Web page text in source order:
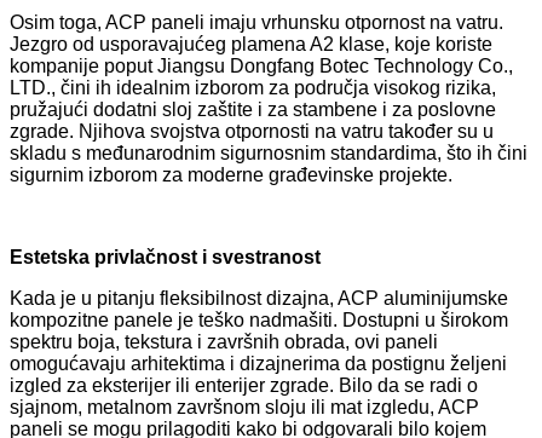
Osim toga, ACP paneli imaju vrhunsku otpornost na vatru.
Jezgro od usporavajućeg plamena A2 klase, koje koriste
kompanije poput Jiangsu Dongfang Botec Technology Co.,
LTD., čini ih idealnim izborom za područja visokog rizika,
pružajući dodatni sloj zaštite i za stambene i za poslovne
zgrade. Njihova svojstva otpornosti na vatru također su u
skladu s međunarodnim sigurnosnim standardima, što ih čini
sigurnim izborom za moderne građevinske projekte.
Estetska privlačnost i svestranost
Kada je u pitanju fleksibilnost dizajna, ACP aluminijumske
kompozitne panele je teško nadmašiti. Dostupni u širokom
spektru boja, tekstura i završnih obrada, ovi paneli
omogućavaju arhitektima i dizajnerima da postignu željeni
izgled za eksterijer ili enterijer zgrade. Bilo da se radi o
sjajnom, metalnom završnom sloju ili mat izgledu, ACP
paneli se mogu prilagoditi kako bi odgovarali bilo kojem